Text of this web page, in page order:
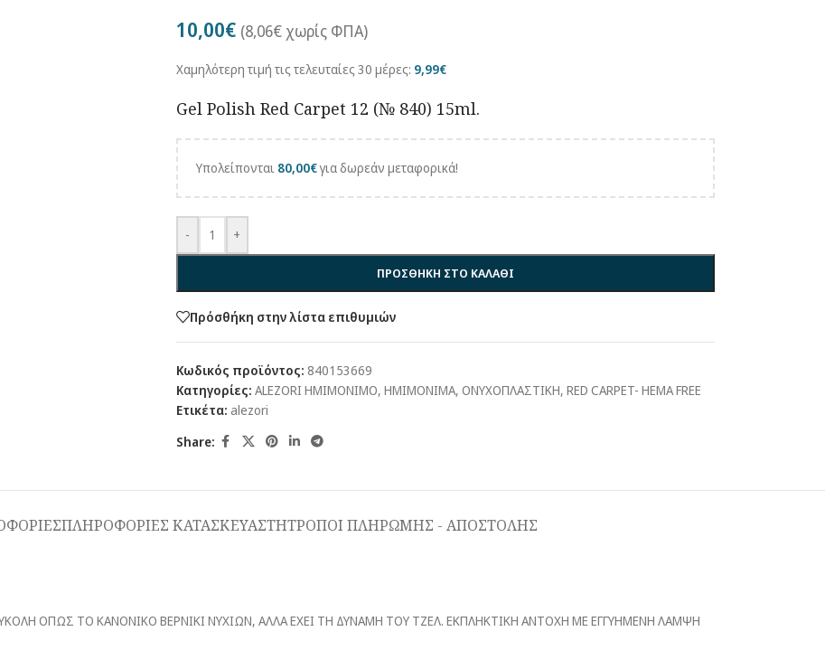
10,00€ (8,06€χωρίς ΦΠΑ)
Χαμηλότερη τιμή τις τελευταίες 30 μέρες: 9,99€
Gel Polish Red Carpet 12 (№ 840) 15ml.
Υπολείπονται 80,00€για δωρεάν μεταφορικά!
- +
ΠΡΟΣΘΗΚΗ ΣΤΟ ΚΑΛΑΘΙ
Πρόσθήκη στην λίστα επιθυμιών
Κωδικός προϊόντος: 840153669
Κατηγορίες: ALEZORI ΗΜΙΜΟΝΙΜΟ, ΗΜΙΜΟΝΙΜΑ, ΟΝΥΧΟΠΛΑΣΤΙΚΗ, RED CARPET- HEMA FREE
Ετικέτα: alezori
Share:
ΠΛΗΡΟΦΟΡΙΕΣ ΚΑΤΑΣΚΕΥΑΣΤΗΤΡΟΠΟΙ ΠΛΗΡΩΜΗΣ - ΑΠΟΣΤΟΛΗΣ
ΕΥΚΟΛΗ ΟΠΩΣ ΤΟ ΚΑΝΟΝΙΚΟ ΒΕΡΝΙΚΙ ΝΥΧΙΩΝ, ΑΛΛΑ ΕΧΕΙ ΤΗ ΔΥΝΑΜΗ ΤΟΥ ΤΖΕΛ. ΕΚΠΛΗΚΤΙΚΗ ΑΝΤΟΧΗ ΜΕ ΕΓΓΥΗΜΕΝΗ ΛΑΜΨΗ